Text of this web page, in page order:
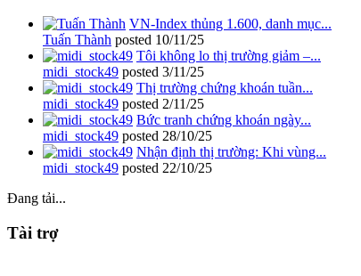
VN-Index thủng 1.600, danh mục...
Tuấn Thành posted 10/11/25
Tôi không lo thị trường giảm –...
midi_stock49 posted 3/11/25
Thị trường chứng khoán tuần...
midi_stock49 posted 2/11/25
Bức tranh chứng khoán ngày...
midi_stock49 posted 28/10/25
Nhận định thị trường: Khi vùng...
midi_stock49 posted 22/10/25
Đang tải...
Tài trợ